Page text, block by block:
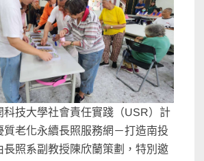
科技大學社會責任實踐（USR）計
質老化永續長照服務網－打造南投
長照系副教授陳欣蘭策劃，特別邀